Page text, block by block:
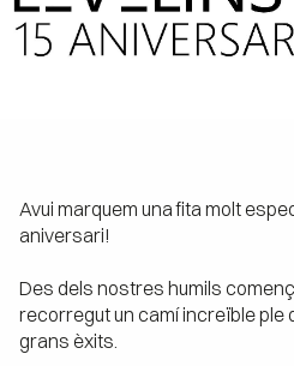
Avui marquem una fita molt
aniversari!
Des dels nostres humils
recorregut un camí increïble
grans èxits.